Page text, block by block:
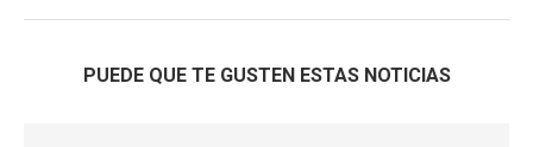
PUEDE QUE TE GUSTEN ESTAS NOTICIAS